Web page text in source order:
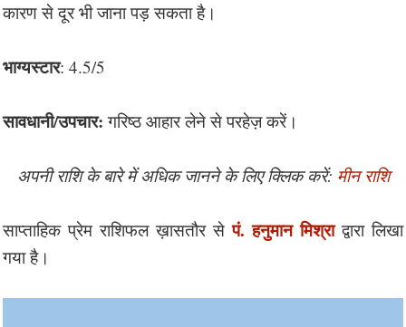
कारण से दूर भी जाना पड़ सकता है।
भाग्यस्टार: 4.5/5
सावधानी/उपचार: गरिष्ठ आहार लेने से परहेज़ करें।
अपनी राशि के बारे में अधिक जानने के लिए क्लिक करें: मीन राशि
साप्ताहिक प्रेम राशिफल ख़ासतौर सेपं. हनुमान मिश्राद्वारा लिखा
गया है।